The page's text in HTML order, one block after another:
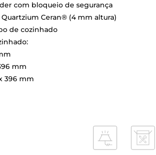
com bloqueio de segurança
Ceran® (4 mm altura)
de cozinhado
mm
396 mm